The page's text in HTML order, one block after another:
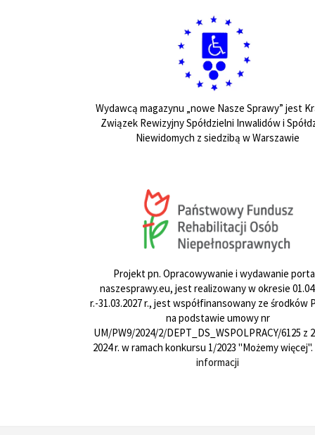
Wydawcą magazynu „nowe Nasze Sprawy” jest
Związek Rewizyjny Spółdzielni Inwalidów i
Niewidomych z siedzibą w Warszawie
Projekt pn. Opracowywanie i wydawanie
naszesprawy.eu, jest realizowany w okresie
r.-31.03.2027 r., jest współfinansowany ze środków
na podstawie umowy nr
UM/PW9/2024/2/DEPT_DS_WSPOLPRACY/6125 z
2024 r. w ramach konkursu 1/2023 "Możemy więcej".
informacji